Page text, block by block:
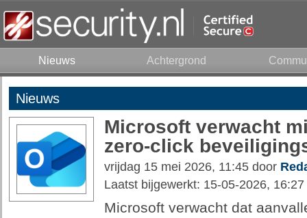
Nieuws Achtergrond
Nieuws
Microsoft verwacht
zero-click
vrijdag 15 mei 2026, 11:45 door
Laatst bijgewerkt: 15-05-2026, 16:27
Microsoft verwacht dat